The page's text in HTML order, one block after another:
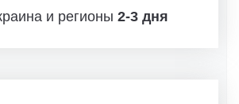
и регионы 2-3 дня